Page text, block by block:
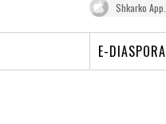
Shkarko App..
E-DIASPORA